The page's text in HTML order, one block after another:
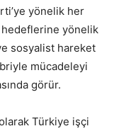
yönelik her
hedeflerine yönelik
sosyalist hareket
mücadeleyi
görür.
Türkiye işçi